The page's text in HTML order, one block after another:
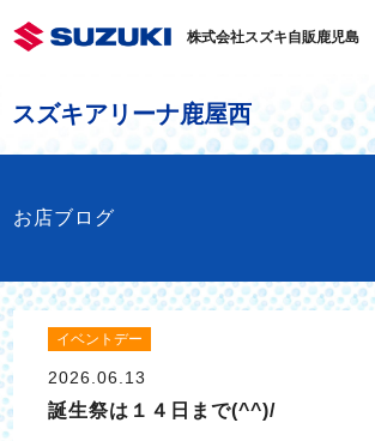
株式会社スズキ自販鹿児島
スズキアリーナ鹿屋西
お店ブログ
イベントデー
2026.06.13
誕生祭は１４日まで(^^)/